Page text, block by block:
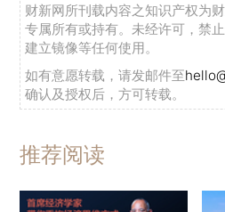
财新网所刊载内容之知识产权为
专属所有或持有。未经许可，禁
建立镜像等任何使用。
如有意愿转载，请发邮件至
确认及授权后，方可转载。
推荐阅读